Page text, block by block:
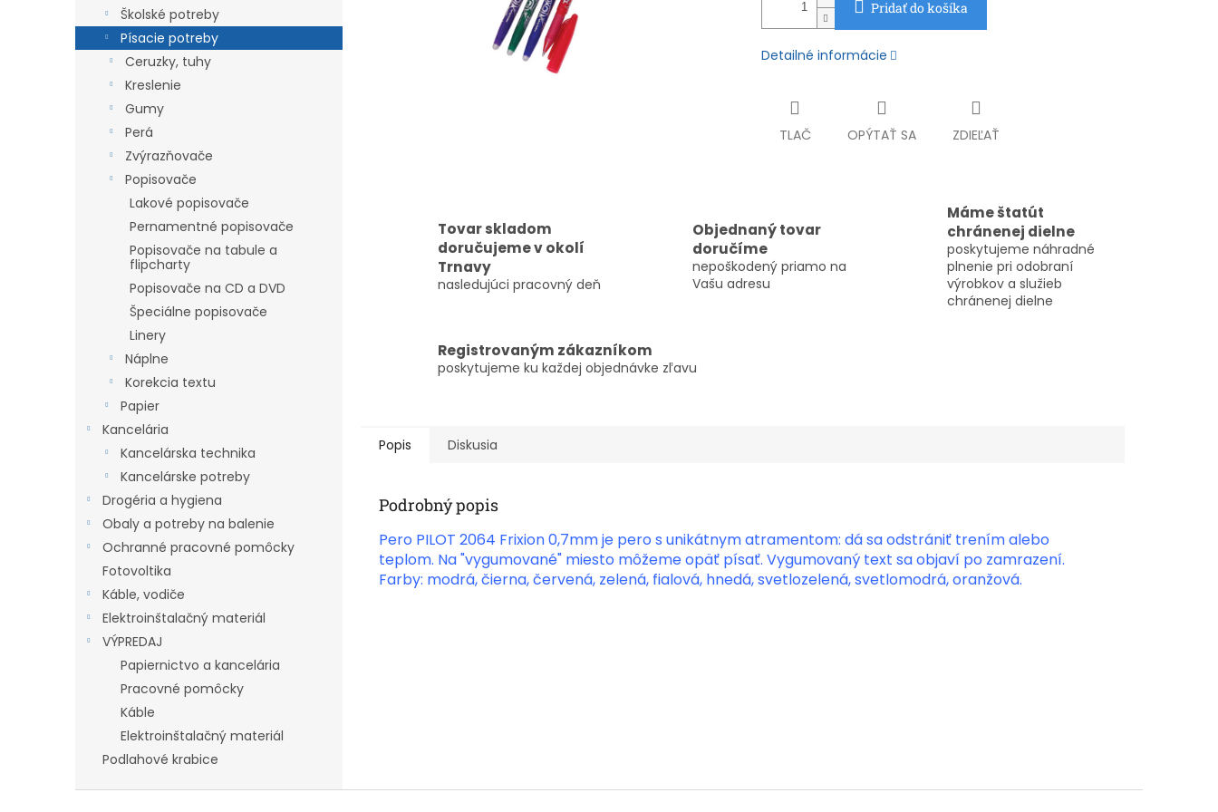
Školské potreby
Písacie potreby
Ceruzky, tuhy
Kreslenie
Gumy
Perá
Zvýrazňovače
Popisovače
Lakové popisovače
Pernamentné popisovače
Popisovače na tabule a
flipcharty
Popisovače na CD a DVD
Špeciálne popisovače
Linery
Náplne
Korekcia textu
Papier
Kancelária
Kancelárska technika
Kancelárske potreby
Drogéria a hygiena
Obaly a potreby na balenie
Ochranné pracovné pomôcky
Fotovoltika
Káble, vodiče
Elektroinštalačný materiál
VÝPREDAJ
Papiernictvo a kancelária
Pracovné pomôcky
Káble
Elektroinštalačný materiál
Podlahové krabice
Pridať do košíka
Detailné informácie
TLAČ OPÝTAŤ SA ZDIEĽAŤ
Tovar skladom
doručujeme v okolí
Trnavy
nasledujúci pracovný deň
Objednaný tovar
doručíme
nepoškodený priamo na
Vašu adresu
Máme štatút
chránenej dielne
poskytujeme náhradné
plnenie pri odobraní
výrobkov a služieb
chránenej dielne
Registrovaným zákazníkom
poskytujeme ku každej objednávke zľavu
Popis Diskusia
Podrobný popis
Pero PILOT 2064 Frixion 0,7mm je pero s unikátnym atramentom: dá sa odstrániť trením alebo
teplom. Na "vygumované" miesto môžeme opäť písať. Vygumovaný text sa objaví po zamrazení.
Farby: modrá, čierna, červená, zelená, fialová, hnedá, svetlozelená, svetlomodrá, oranžová.